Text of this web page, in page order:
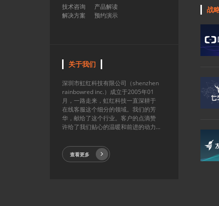
技术咨询
产品解读
解决方案
预约演示
关于我们
深圳市虹红科技有限公司（shenzhen
rainbowred inc.）成立于2005年01
月，一路走来，虹红科技一直深耕于
在线客服这个细分的领域。我们的芳
华，献给了这个行业。客户的点滴赞
许给了我们贴心的温暖和前进的动力...
查看更多
战